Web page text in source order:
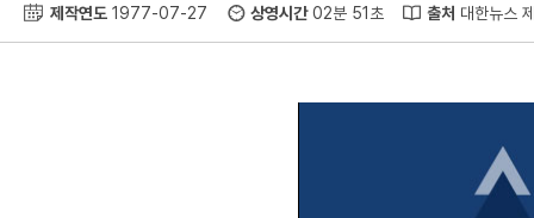
제작연도 1977-07-27 상영시간02분 51초 출처 대한뉴스